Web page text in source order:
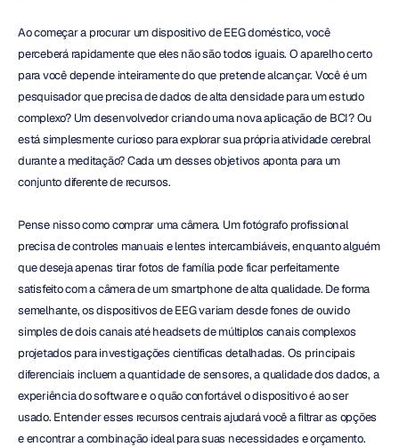
Ao começar a procurar um dispositivo de EEG doméstico, você
perceberá rapidamente que eles não são todos iguais. O aparelho certo
para você depende inteiramente do que pretende alcançar. Você é um
pesquisador que precisa de dados de alta densidade para um estudo
complexo? Um desenvolvedor criando uma nova aplicação de BCI? Ou
está simplesmente curioso para explorar sua própria atividade cerebral
durante a meditação? Cada um desses objetivos aponta para um
conjunto diferente de recursos.
Pense nisso como comprar uma câmera. Um fotógrafo profissional
precisa de controles manuais e lentes intercambiáveis, enquanto alguém
que deseja apenas tirar fotos de família pode ficar perfeitamente
satisfeito com a câmera de um smartphone de alta qualidade. De forma
semelhante, os dispositivos de EEG variam desde fones de ouvido
simples de dois canais até headsets de múltiplos canais complexos
projetados para investigações científicas detalhadas. Os principais
diferenciais incluem a quantidade de sensores, a qualidade dos dados, a
experiência do software e o quão confortável o dispositivo é ao ser
usado. Entender esses recursos centrais ajudará você a filtrar as opções
e encontrar a combinação ideal para suas necessidades e orçamento.